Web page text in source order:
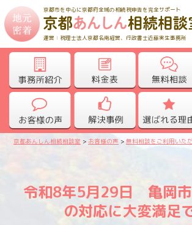
京都市を中心に京都府全域の相続税申告を完全サポート
運営：税理士法人京都名南経営、行政書士近藤実生事務所
京都あんしん相続相談室 > お客様の声 >無料相談をご利用いた
令和8年5月29日 亀岡
の対応に大変満足